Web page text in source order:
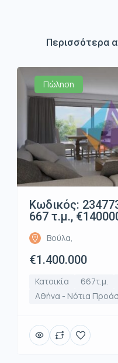
Περισσότερα
Πώληση
Κωδικός:
667 τ.μ.,
Βούλα,
€1.400.000
Κατοικία 667τ.μ.
Αθήνα - Νότια